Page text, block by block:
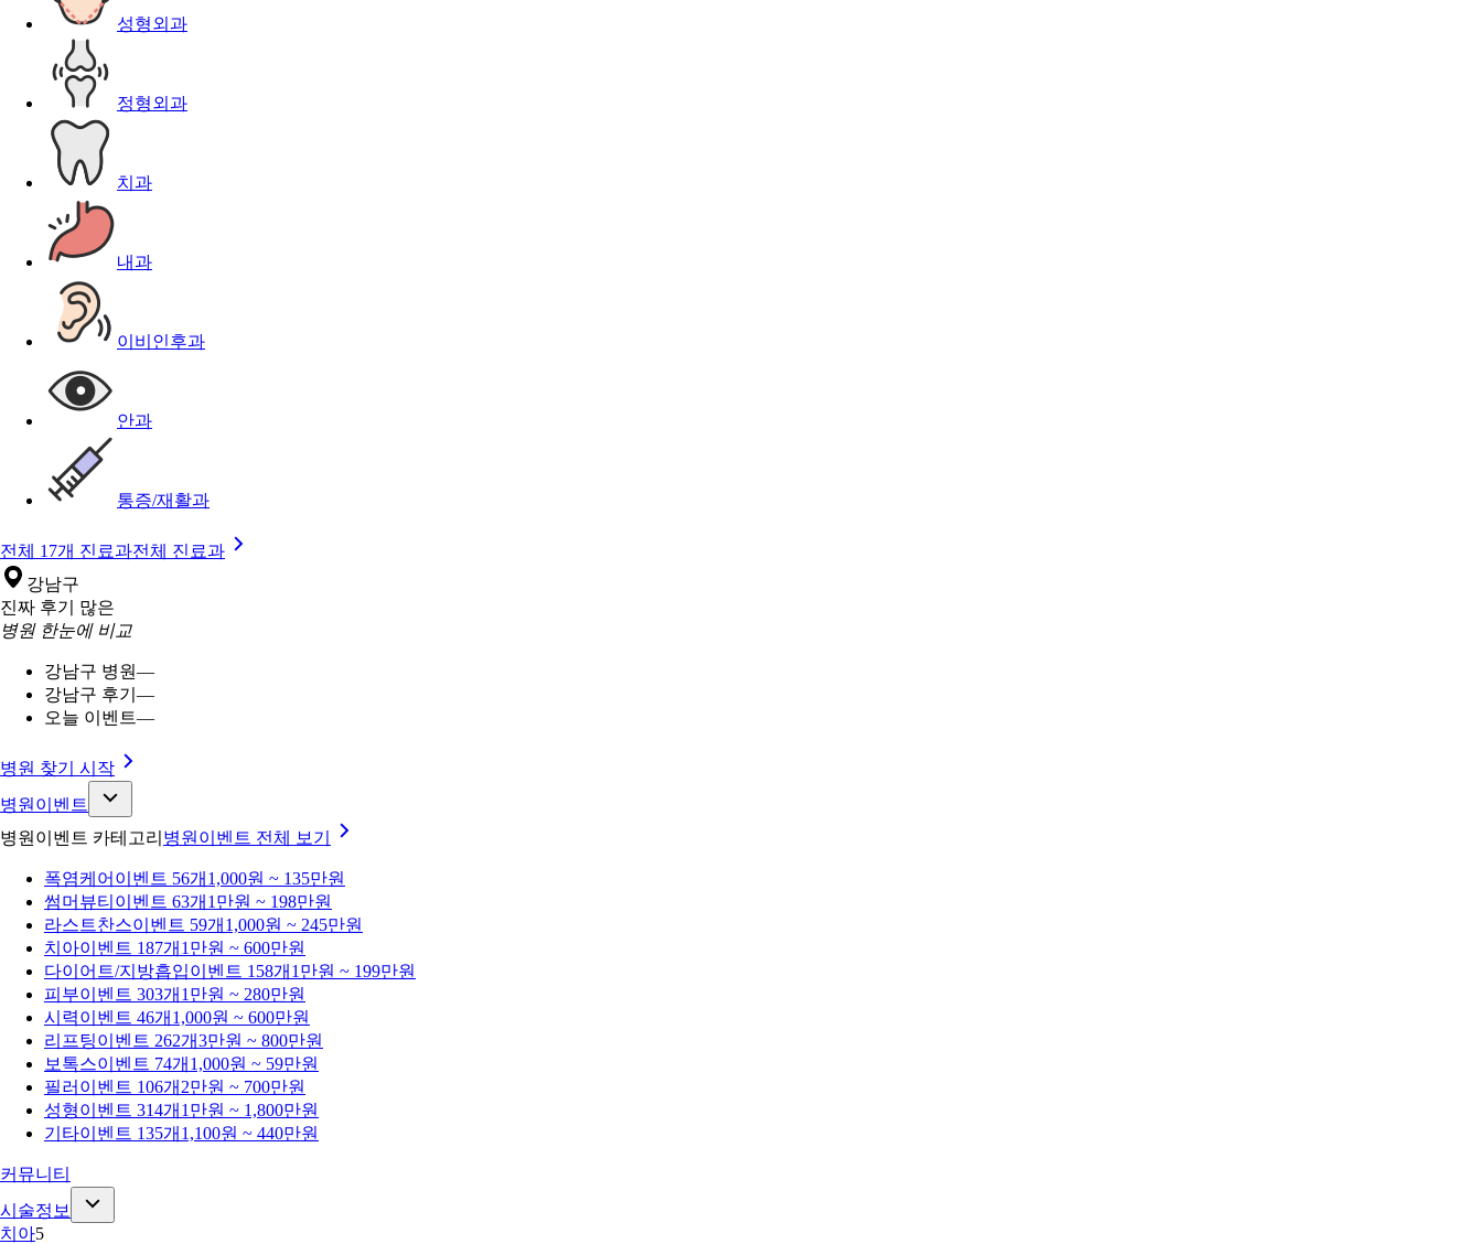
성형외과
정형외과
치과
내과
이비인후과
안과
통증/재활과
전체 17개 진료과전체 진료과
강남구
진짜 후기 많은
병원 한눈에 비교
강남구 병원—
강남구 후기 —
오늘 이벤트—
병원 찾기 시작
병원이벤트
병원이벤트 카테고리 병원이벤트 전체 보기
폭염케어 이벤트 56개 1,000원 ~ 135만원
썸머뷰티 이벤트 63개 1만원 ~ 198만원
라스트찬스이벤트 59개 1,000원 ~ 245만원
치아이벤트 187개 1만원 ~ 600만원
다이어트/지방흡입이벤트 158개 1만원 ~ 199만원
피부이벤트 303개 1만원 ~ 280만원
시력이벤트 46개 1,000원 ~ 600만원
리프팅이벤트 262개3만원 ~ 800만원
보톡스이벤트 74개 1,000원 ~ 59만원
필러 이벤트 106개 2만원 ~ 700만원
성형이벤트 314개 1만원 ~ 1,800만원
기타이벤트 135개 1,100원 ~ 440만원
커뮤니티
시술정보
치아5